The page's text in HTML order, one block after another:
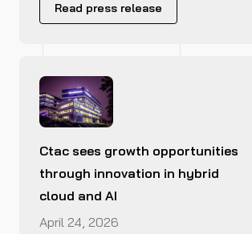
Read press release
Ctac sees growth opportunities
through innovation in hybrid
cloud and AI
April 24, 2026